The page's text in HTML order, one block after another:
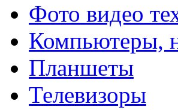
Фото видео
Компьютеры,
Планшеты
Телевизоры